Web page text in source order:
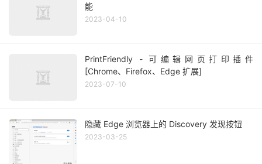
能
2023-04-10
PrintFriendly - 可编辑网页打印插件
[Chrome、Firefox、Edge 扩展]
2023-07-10
隐藏 Edge 浏览器上的 Discovery 发现按钮
2023-03-25